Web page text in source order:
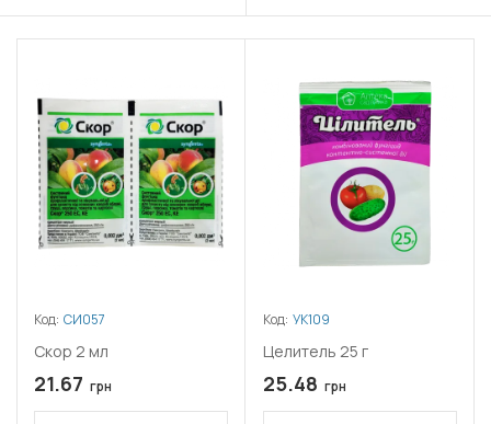
Код: СИ057
Скор 2 мл
21.67 грн
Код: УК109
Целитель 25 г
25.48 грн